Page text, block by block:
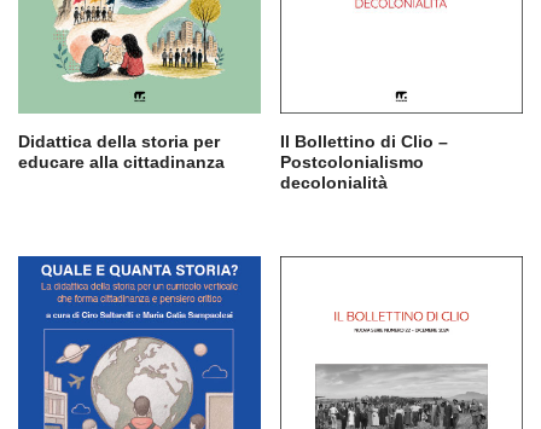
Didattica della storia per
educare alla cittadinanza
Il Bollettino di Clio –
Postcolonialismo
decolonialità